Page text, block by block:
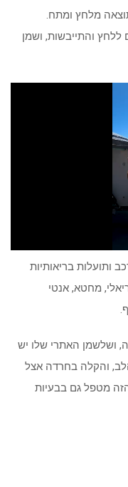
מלחץ ומתח.
ללחץ והתייבשות, ושמן
ותועלות בריאותיות
מחטא, אנטי
ושלשמן האתרי שלו יש
והקלה בחרדה אצל
מטפל גם בבעיות